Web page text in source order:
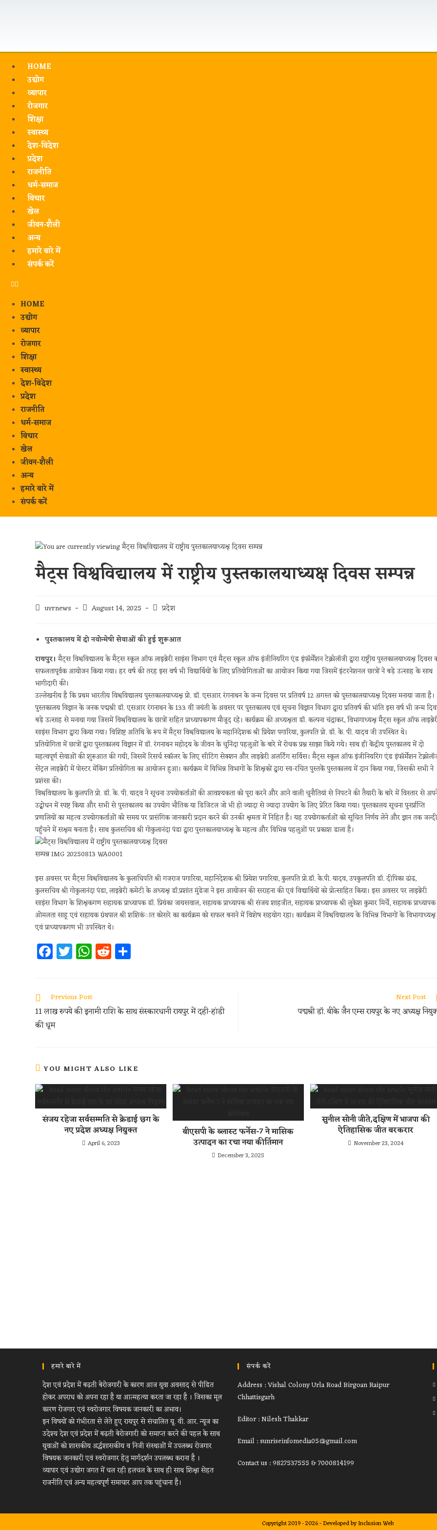
HOME
उद्योग
व्यापार
रोजगार
शिक्षा
स्वास्थ्य
देश-विदेश
प्रदेश
राजनीति
धर्म-समाज
विचार
खेल
जीवन-शैली
अन्य
हमारे बारे में
संपर्क करें
HOME
उद्योग
व्यापार
रोजगार
शिक्षा
स्वास्थ्य
देश-विदेश
प्रदेश
राजनीति
धर्म-समाज
विचार
खेल
जीवन-शैली
अन्य
हमारे बारे में
संपर्क करें
मैट्स विश्वविद्यालय में राष्ट्रीय पुस्तकालयाध्यक्ष दिवस सम्पन्न
uvrnews August 14, 2025 प्रदेश
पुस्तकालय में दो नवोन्मेषी सेवाओं की हुई शुरूआत
रायपुर। मैट्स विश्वविद्यालय के मैट्स स्कूल ऑफ लाइब्रेरी साइंस विभाग एवं मैट्स स्कूल ऑफ इंजीनियरिंग एंड इंफॉर्मेशन टेक्नोलॉजी द्वारा राष्ट्रीय पुस्तकालयाध्यक्ष दिवस
सफलतापूर्वक आयोजन किया गया। हर वर्ष की तरह इस वर्ष भी विद्यार्थियों के लिए प्रतियोगिताओं का आयोजन किया गया जिसमें इंटरनेशनल छात्रों ने बड़े उत्साह के साथ
भागीदारी की।
उल्लेखनीय है कि प्रथम भारतीय विश्वविद्यालय पुस्तकालयाध्यक्ष प्रो. डॉ. एसआर रंगनाथन के जन्म दिवस पर प्रतिवर्ष 12 अगस्त को पुस्तकालयाध्यक्ष दिवस मनाया जाता है।
पुस्तकालय विज्ञान के जनक पद्मश्री डॉ. एसआर रंगनाथन के 133 वीं जयंती के अवसर पर पुस्तकालय एवं सूचना विज्ञान विभाग द्वारा प्रतिवर्ष की भांति इस वर्ष भी जन्म
बड़े उत्साह से मनाया गया जिसमें विश्वविद्यालय के छात्रों सहित प्राध्यापकगण मौजूद रहे। कार्यक्रम की अध्यक्षता डॉ. कल्पना चंद्राकर, विभागाध्यक्ष मैट्स स्कूल ऑफ
साइंस विभाग द्वारा किया गया। विशिष्ट अतिथि के रूप में मैट्स विश्वविद्यालय के महानिदेशक श्री प्रियेश पगारिया, कुलपति प्रो. डॉ. के. पी. यादव जी उपस्थित थे।
प्रतियोगिता में छात्रों द्वारा पुस्तकालय विज्ञान में डॉ. रंगनाथन महोदय के जीवन के चुनिंदा पहलुओं के बारे में रोचक प्रश्न साझा किये गये। साथ ही केंद्रीय पुस्तकालय में दो
महत्वपूर्ण सेवाओं की शुरूआत की गयी, जिसमें रिसर्च स्कॉलर के लिए सीटिंग सेक्शन और लाइब्रेरी अलर्टिंग सर्विस। मैट्स स्कूल ऑफ इंजीनियरिंग एंड इंफॉर्मेशन
सेंट्रल लाइब्रेरी में पोस्टर मेंकिंग प्रतियोगिता का आयोजन हुआ। कार्यक्रम में विभिन्न विभागों के शिक्षकों द्वारा स्व-रचित पुस्तकें पुस्तकालय में दान किया गया, जिसकी सभी ने
प्रशंसा की।
विश्वविद्यालय के कुलपति प्रो. डॉ. के. पी. यादव ने सूचना उपयोकर्ताओं की आवश्यकता को पूरा करने और आने वाली चुनौतियां से निपटने की तैयारी के बारे में विस्तार से
उद्बोधन में स्पष्ट किया और सभी से पुस्तकालय का उपयोग भौतिक या डिजिटल जो भी हो ज्यादा से ज्यादा उपयोग के लिए प्रेरित किया गया। पुस्तकालय सूचना पुनर्प्राप्ति
प्रणालियों का महत्व उपयोगकर्ताओं को समय पर प्रासंगिक जानकारी प्रदान करने की उनकी क्षमता में निहित है। यह उपयोगकर्ताओं को सूचित निर्णय लेने और ज्ञान तक जल्दी
पहुँचने में सक्षम बनाता है। साथ कुलसचिव श्री गोकुलानंदा पंडा द्वारा पुस्तकालयाध्यक्ष के महत्व और विभिन्न पहलुओं पर प्रकाश डाला है।
इस अवसर पर मैट्स विश्वविद्यालय के कुलाधिपति श्री गजराज पगारिया, महानिदेशक श्री प्रियेश पगारिया, कुलपति प्रो.डॉ. के.पी. यादव, उपकुलपति डॉ. दीपिका ढांढ,
कुलसचिव श्री गोकुलानंदा पंडा, लाइब्रेरी कमेटी के अध्यक्ष डॉ.प्रशांत मुंडेजा ने इस आयोजन की सराहना की एवं विद्यार्थियों को प्रोत्साहित किया। इस अवसर पर लाइब्रेरी
साइंस विभाग के शिक्षकगण सहायक प्राध्यापक डॉ. प्रियंका जायसवाल, सहायक प्राध्यापक श्री संजय शाहजीत, सहायक प्राध्यापक श्री लुकेश कुमार मिर्चे, सहायक प्राध्यापक
ओमलता साहू एवं सहायक ग्रंथपाल श्री शशिकंात कोसरे का कार्यक्रम को सफल बनाने में विशेष सहयोग रहा। कार्यक्रम में विश्वविद्यालय के विभिन्न विभागों के विभागाध्यक्ष
एवं प्राध्यापकगण भी उपस्थित थे।
Fa
ce
oo
k
T
w
er
W
h
s
A
R
e
t
Previous Post
11 लाख रुपये की इनामी राशि के साथ संस्कारधानी रायपुर में दही-हांडी
की धूम
Next Post
पद्मश्री डॉ. बीके जैन एम्स रायपुर के नए अध्यक्ष
YOU MIGHT ALSO LIKE
संजय रहेजा सर्वसम्मति से क्रेडाई छग के
नए प्रदेश अध्यक्ष नियुक्त
April 6, 2023
बीएसपी के ब्लास्ट फर्नेस-7 ने मासिक
उत्पादन का रचा नया कीर्तिमान
December 3, 2025
सुनील सोनी जीते,दक्षिण में भाजपा की
ऐतिहासिक जीत बरकरार
November 23, 2024
हमारे बारे में
देश एवं प्रदेश में बढ़ती बेरोजगारी के कारण आज युवा अवसाद से पीडित
होकर अपराध को अपना रहा है या आत्महत्या करता जा रहा है । जिसका मूल
कारण रोजगार एवं स्वरोजगार विषयक जानकारी का अभाव।
इन विषयों को गंभीरता से लेते हुए रायपुर से संचालित यू. वी. आर. न्यूज का
उदेश्य देश एवं प्रदेश में बढ़ती बेरोजगारी को समाप्त करने की पहल के साथ
युवाओं को शासकीय अर्द्धशासकीय व निजी संस्थाओं में उपलब्ध रोजगार
विषयक जानकारी एवं स्वरोजगार हेतु मार्गदर्शन उपलब्ध कराना है ।
व्यापार एवं उद्योग जगत में चल रही हलचल के साथ ही साथ शिक्षा सेहत
राजनीति एवं अन्य महत्वपूर्ण समाचार आप तक पहुंचाना है।
संपर्क करें
Address : Vishal Colony Urla Road Birgoan Raipur
Chhattisgarh
Editor : Nilesh Thakkar
Email : sunriseinfomedia05@gmail.com
Contact us : 9827537555 & 7000814199
Copyright 2019 - 2026 - Developed byInclusion Web